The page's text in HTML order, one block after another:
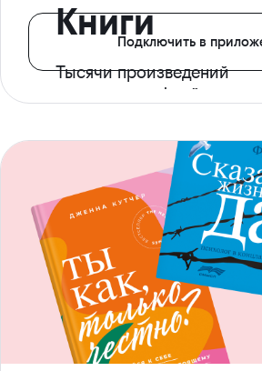
Книги
Тысячи произведений
с доступом офлайн
Подключить в